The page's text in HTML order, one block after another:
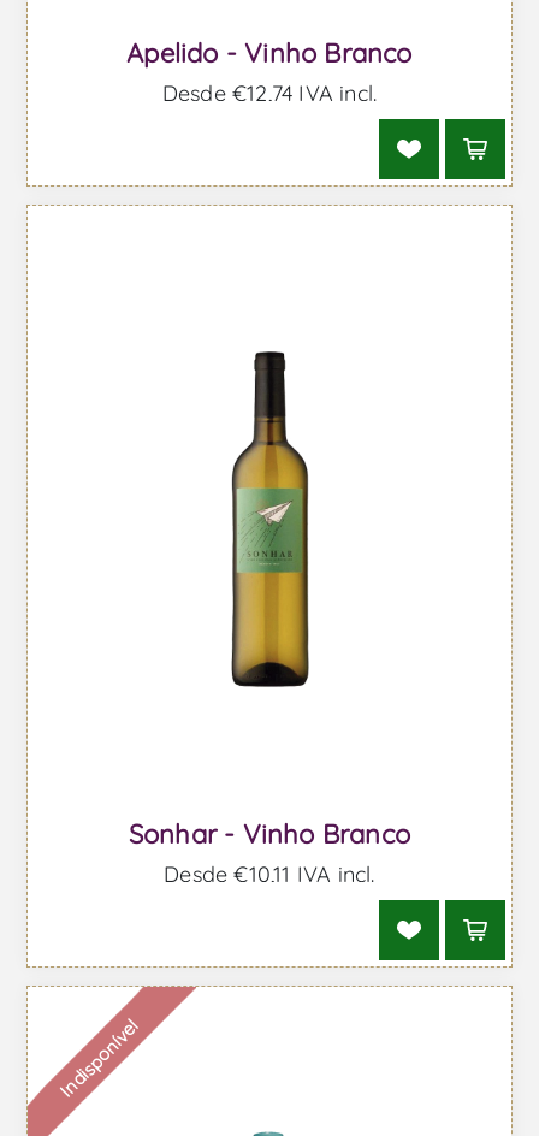
Apelido - Vinho Branco
Desde €12,74 IVA incl.
Sonhar - Vinho Branco
Desde €10,11 IVA incl.
Indisponível